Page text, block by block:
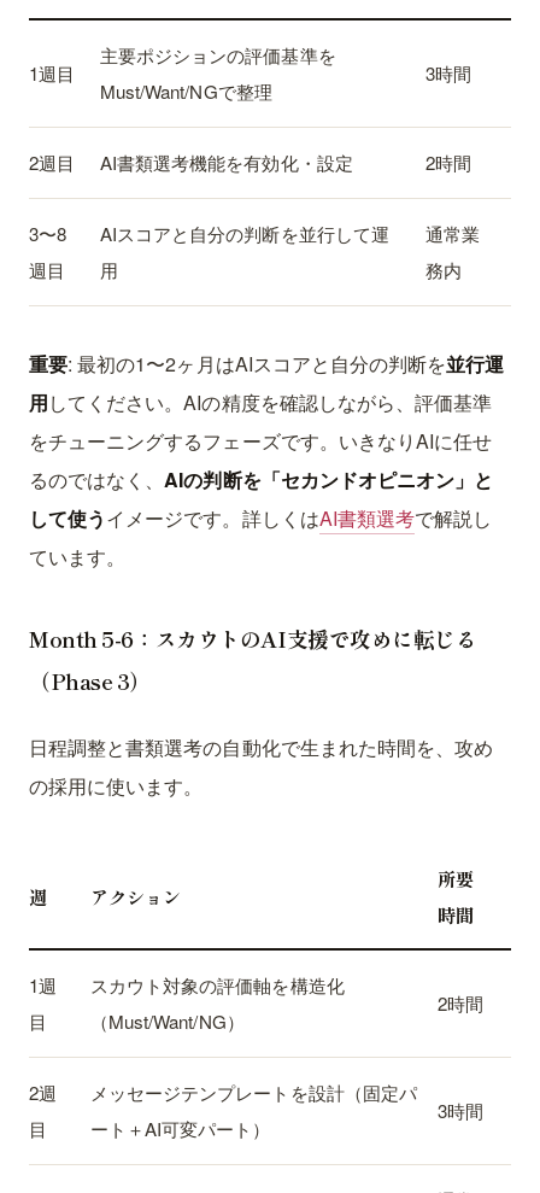
1週目
主要ポジションの評価基準を
Must/Want/NGで整理
3時間
2週目 AI書類選考機能を有効化・設定 2時間
3〜8
週目
AIスコアと自分の判断を並行して運
用
通常業
務内
重要: 最初の1〜2ヶ月はAIスコアと自分の判断を並行運
用してください。AIの精度を確認しながら、評価基準
をチューニングするフェーズです。いきなりAIに任せ
るのではなく、AIの判断を「セカンドオピニオン」と
して使うイメージです。詳しくはAI書類選考で解説し
ています。
Month 5-6：スカウトのAI支援で攻めに転じる
（Phase 3）
日程調整と書類選考の自動化で生まれた時間を、攻め
の採用に使います。
週 アクション
所要
時間
1週
目
スカウト対象の評価軸を構造化
（Must/Want/NG）
2時間
2週
目
メッセージテンプレートを設計（固定パ
ート＋AI可変パート）
3時間